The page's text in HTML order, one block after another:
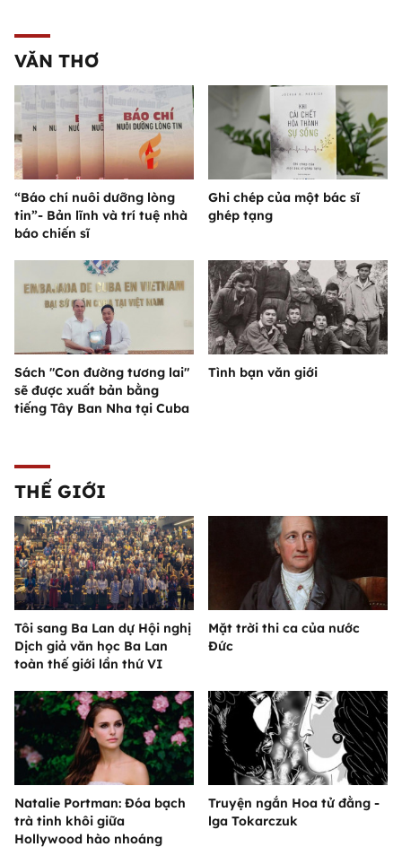
VĂN THƠ
“Báo chí nuôi dưỡng lòng
tin”- Bản lĩnh và trí tuệ nhà
báo chiến sĩ
Ghi chép của một bác sĩ
ghép tạng
Sách "Con đường tương lai"
sẽ được xuất bản bằng
tiếng Tây Ban Nha tại Cuba
Tình bạn văn giới
THẾ GIỚI
Tôi sang Ba Lan dự Hội nghị
Dịch giả văn học Ba Lan
toàn thế giới lần thứ VI
Mặt trời thi ca của nước
Đức
Natalie Portman: Đóa bạch
trà tinh khôi giữa
Hollywood hào nhoáng
Truyện ngắn Hoa tử đằng -
lga Tokarczuk